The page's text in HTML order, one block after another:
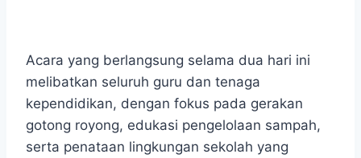
Acara yang berlangsung selama dua hari ini
melibatkan seluruh guru dan tenaga
kependidikan, dengan fokus pada gerakan
gotong royong, edukasi pengelolaan sampah,
serta penataan lingkungan sekolah yang